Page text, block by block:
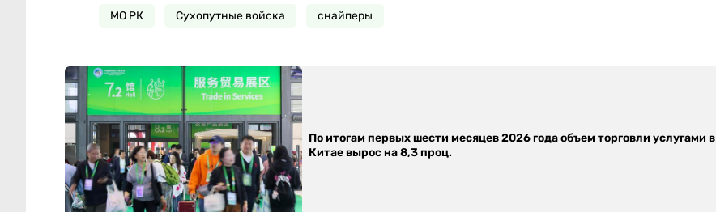
МО РК Сухопутные войска снайперы
По итогам первых шести месяцев 2026 года объем торговли услугами в
Китае вырос на 8,3 проц.